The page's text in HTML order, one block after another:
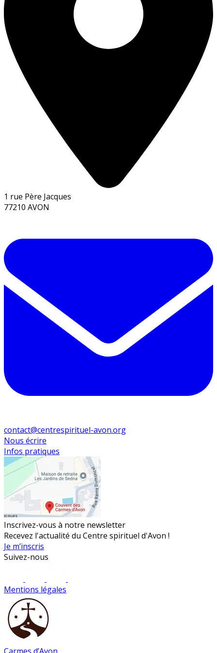
1 rue Père Jacques
77210 AVON
contact@centrespirituel-avon.org
Nous écrire
Infos pratiques
Inscrivez-vous à notre newsletter
Recevez l'actualité du Centre spirituel d'Avon !
Je m’inscris
Suivez-nous
Mentions légales